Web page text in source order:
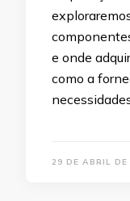
e onde
como a
29 DE ABRIL DE